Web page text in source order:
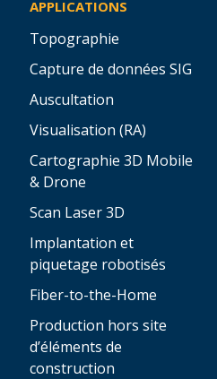
APPLICATIONS
Topographie
Capture de données SIG
Auscultation
Visualisation (RA)
Cartographie 3D Mobile
& Drone
Scan Laser 3D
Implantation et
piquetage robotisés
Fiber-to-the-Home
Production hors site
d’éléments de
construction